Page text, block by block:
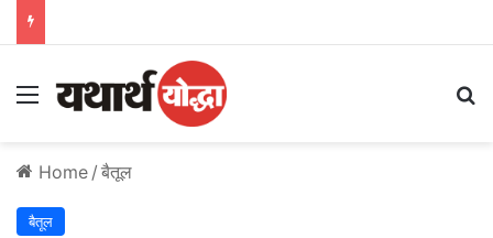
Menu
Home / बैतूल
बैतूल